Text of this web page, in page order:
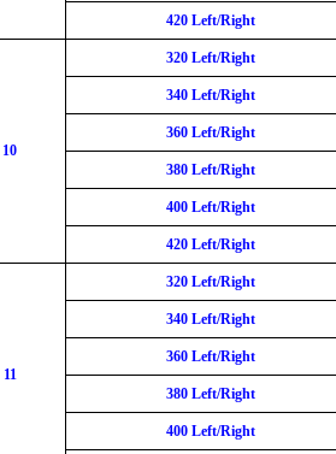
420 Left/Right
10
320 Left/Right
340 Left/Right
360 Left/Right
380 Left/Right
400 Left/Right
420 Left/Right
11
320 Left/Right
340 Left/Right
360 Left/Right
380 Left/Right
400 Left/Right